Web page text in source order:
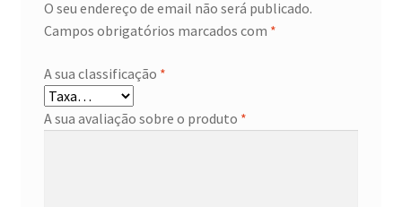
O seu endereço de email não será publicado.
Campos obrigatórios marcados com *
A sua classificação *
A sua avaliação sobre o produto *